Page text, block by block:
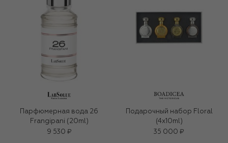
Парфюмерная вода 26
Frangipani (20ml)
9 530 ₽
Подарочный набор Floral
(4x10ml)
35 000 ₽